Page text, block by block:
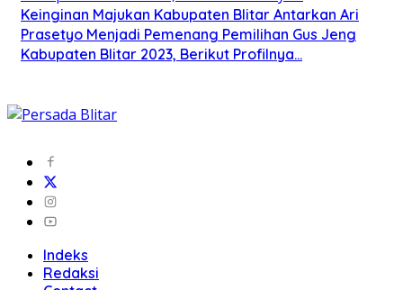
Keinginan Majukan Kabupaten Blitar Antarkan Ari
Prasetyo Menjadi Pemenang Pemilihan Gus Jeng
Kabupaten Blitar 2023, Berikut Profilnya…
Indeks
Redaksi